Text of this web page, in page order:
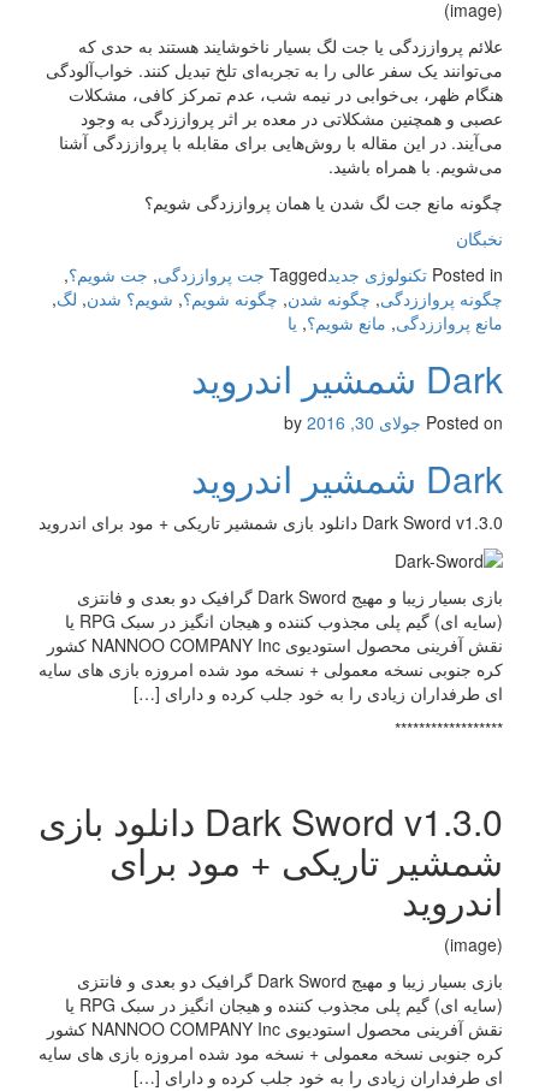
(image)
علائم پرواززدگی یا جت لگ بسیار ناخوشایند هستند به حدی که
می‌توانند یک سفر عالی را به تجربه‌ای تلخ تبدیل کنند. خواب‌آلودگی
هنگام ظهر، بی‌خوابی در نیمه شب، عدم تمرکز کافی، مشکلات
عصبی و همچنین مشکلاتی در معده بر اثر پرواززدگی به وجود
می‌آیند. در این مقاله با روش‌هایی برای مقابله با پرواززدگی آشنا
می‌شویم. با همراه باشید.
چگونه مانع جت لگ شدن یا همان پرواززدگی شویم؟
نخبگان
Posted in تکنولوژی جدیدTagged جت پرواززدگی, جت شویم؟,
چگونه پرواززدگی, چگونه شدن, چگونه شویم؟, شویم؟ شدن, لگ,
مانع پرواززدگی, مانع شویم؟, یا
Dark شمشیر اندروید
Posted on جولای 30, 2016
Dark شمشیر اندروید
Dark Sword v1.3.0 دانلود بازی شمشیر تاریکی + مود برای اندروید
بازی بسیار زیبا و مهیج Dark Sword گرافیک دو بعدی و فانتزی
(سایه ای) گیم پلی مجذوب کننده و هیجان انگیز در سبک RPG یا
نقش آفرینی محصول استودیوی NANNOO COMPANY Inc کشور
کره جنوبی نسخه معمولی + نسخه مود شده امروزه بازی های سایه
ای طرفداران زیادی را به خود جلب کرده و دارای […]
******************
Dark Sword v1.3.0 دانلود بازی
شمشیر تاریکی + مود برای
اندروید
(image)
بازی بسیار زیبا و مهیج Dark Sword گرافیک دو بعدی و فانتزی
(سایه ای) گیم پلی مجذوب کننده و هیجان انگیز در سبک RPG یا
نقش آفرینی محصول استودیوی NANNOO COMPANY Inc کشور
کره جنوبی نسخه معمولی + نسخه مود شده امروزه بازی های سایه
ای طرفداران زیادی را به خود جلب کرده و دارای […]